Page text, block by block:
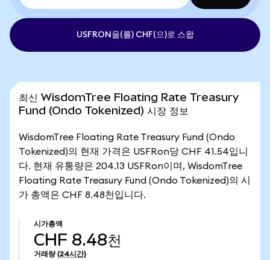
USFRON을(를) CHF(으)로 스왑
최신 WisdomTree Floating Rate Treasury
Fund (Ondo Tokenized) 시장 정보
WisdomTree Floating Rate Treasury Fund (Ondo
Tokenized)의 현재 가격은 USFRon당 CHF 41.54입니
다. 현재 유통량은 204.13 USFRon이며, WisdomTree
Floating Rate Treasury Fund (Ondo Tokenized)의 시
가 총액은 CHF 8.48천입니다.
시가총액
CHF 8.48천
거래량 (24시간)